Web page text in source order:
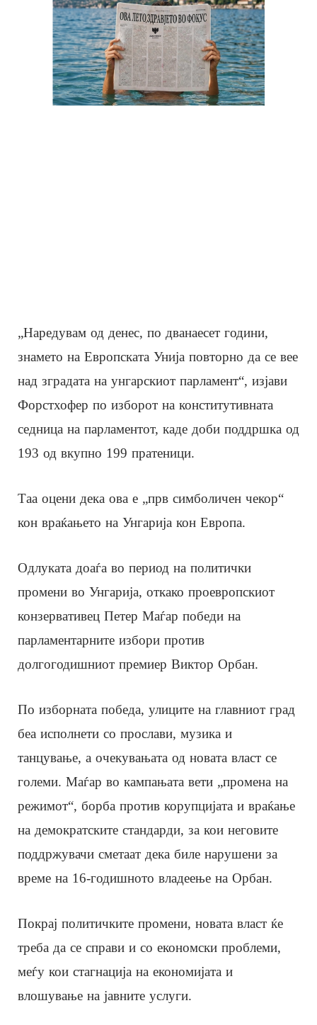
„Наредувам од денес, по дванаесет години,
знамето на Европската Унија повторно да се вее
над зградата на унгарскиот парламент“, изјави
Форстхофер по изборот на конститутивната
седница на парламентот, каде доби поддршка од
193 од вкупно 199 пратеници.
Таа оцени дека ова е „прв симболичен чекор“
кон враќањето на Унгарија кон Европа.
Одлуката доаѓа во период на политички
промени во Унгарија, откако проевропскиот
конзервативец Петер Маѓар победи на
парламентарните избори против
долгогодишниот премиер Виктор Орбан.
По изборната победа, улиците на главниот град
беа исполнети со прослави, музика и
танцување, а очекувањата од новата власт се
големи. Маѓар во кампањата вети „промена на
режимот“, борба против корупцијата и враќање
на демократските стандарди, за кои неговите
поддржувачи сметаат дека биле нарушени за
време на 16-годишното владеење на Орбан.
Покрај политичките промени, новата власт ќе
треба да се справи и со економски проблеми,
меѓу кои стагнација на економијата и
влошување на јавните услуги.